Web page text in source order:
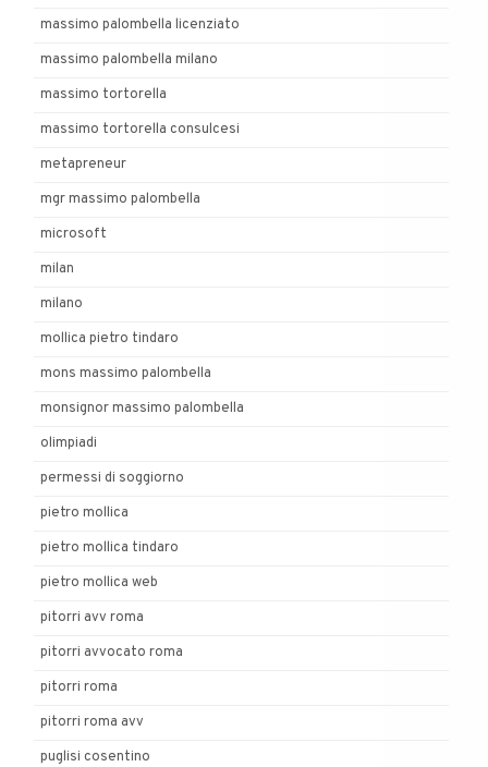
massimo palombella licenziato
massimo palombella milano
massimo tortorella
massimo tortorella consulcesi
metapreneur
mgr massimo palombella
microsoft
milan
milano
mollica pietro tindaro
mons massimo palombella
monsignor massimo palombella
olimpiadi
permessi di soggiorno
pietro mollica
pietro mollica tindaro
pietro mollica web
pitorri avv roma
pitorri avvocato roma
pitorri roma
pitorri roma avv
puglisi cosentino